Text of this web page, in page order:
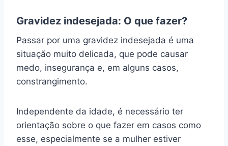
Gravidez indesejada: O que fazer?
Passar por uma gravidez indesejada é uma
situação muito delicada, que pode causar
medo, insegurança e, em alguns casos,
constrangimento.
Independente da idade, é necessário ter
orientação sobre o que fazer em casos como
esse, especialmente se a mulher estiver